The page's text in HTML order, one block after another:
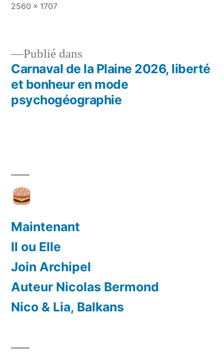
Taille
2560 × 1707
Navigation
de
Publié dans
Carnaval de la Plaine 2026, liberté
et bonheur en mode
psychogéographie
Maintenant
Il ou Elle
Join Archipel
Auteur Nicolas Bermond
Nico & Lia, Balkans